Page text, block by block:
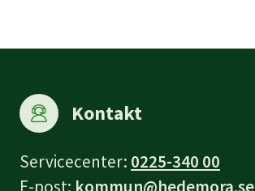
Kontakt
Servicecenter: 0225-340 00
E-post: kommun@hedemora.se